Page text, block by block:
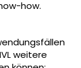
how.
weitere